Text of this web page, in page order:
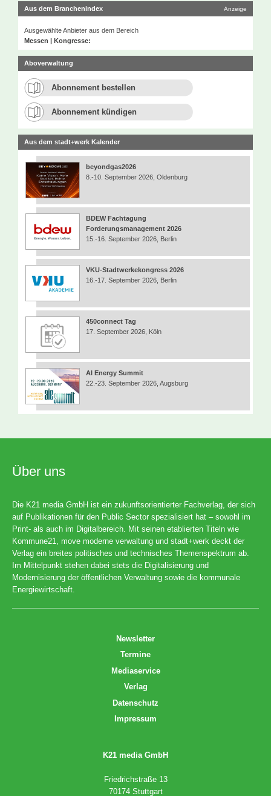
Aus dem Branchenindex Anzeige
Ausgewählte Anbieter aus dem Bereich
Messen | Kongresse:
Aboverwaltung
Abonnement bestellen
Abonnement kündigen
Aus dem stadt+werk Kalender
beyondgas2026
8.-10. September 2026, Oldenburg
BDEW Fachtagung
Forderungsmanagement 2026
15.-16. September 2026, Berlin
VKU-Stadtwerkekongress 2026
16.-17. September 2026, Berlin
450connect Tag
17. September 2026, Köln
AI Energy Summit
22.-23. September 2026, Augsburg
Über uns
Die K21 media GmbH ist ein zukunftsorientierter Fachverlag, der sich
auf Publikationen für den Public Sector spezialisiert hat – sowohl im
Print- als auch im Digitalbereich. Mit seinen etablierten Titeln wie
Kommune21, move moderne verwaltung und stadt+werk deckt der
Verlag ein breites politisches und technisches Themenspektrum ab.
Im Mittelpunkt stehen dabei stets die Digitalisierung und
Modernisierung der öffentlichen Verwaltung sowie die kommunale
Energiewirtschaft.
Newsletter
Termine
Mediaservice
Verlag
Datenschutz
Impressum
K21 media GmbH
Friedrichstraße 13
70174 Stuttgart